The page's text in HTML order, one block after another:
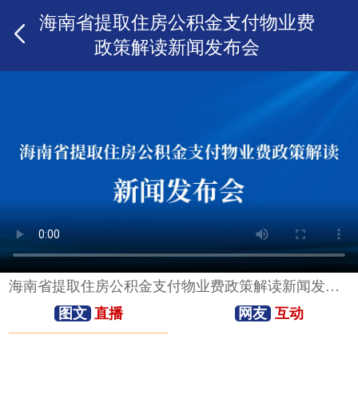
海南省提取住房公积金支付物业费
政策解读新闻发布会
海南省提取住房公积金支付物业费政策解读新闻发布会
图文 直播 网友 互动